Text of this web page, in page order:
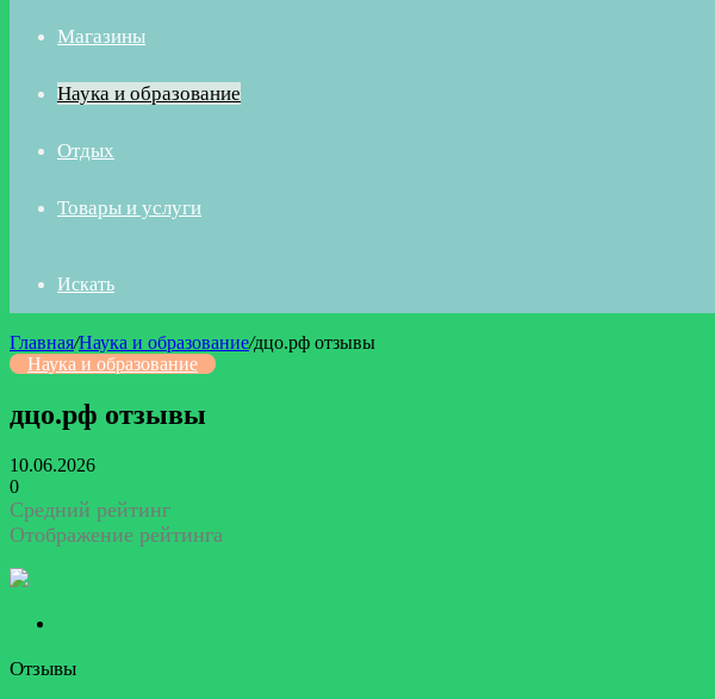
Магазины
Наука и образование
Отдых
Товары и услуги
Искать
Главная/Наука и образование/дцо.рф отзывы
Наука и образование
дцо.рф отзывы
10.06.2026
0
Средний рейтинг
Отображение рейтинга
Отзывы